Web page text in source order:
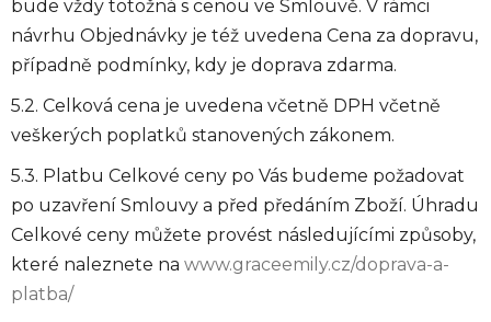
bude vždy totožná s cenou ve Smlouvě. V rámci
návrhu Objednávky je též uvedena Cena za dopravu,
případně podmínky, kdy je doprava zdarma.
5.2. Celková cena je uvedena včetně DPH včetně
veškerých poplatků stanovených zákonem.
5.3. Platbu Celkové ceny po Vás budeme požadovat
po uzavření Smlouvy a před předáním Zboží. Úhradu
Celkové ceny můžete provést následujícími způsoby,
které naleznete na www.graceemily.cz/doprava-a-
platba/